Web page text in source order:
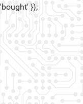
'bought' });